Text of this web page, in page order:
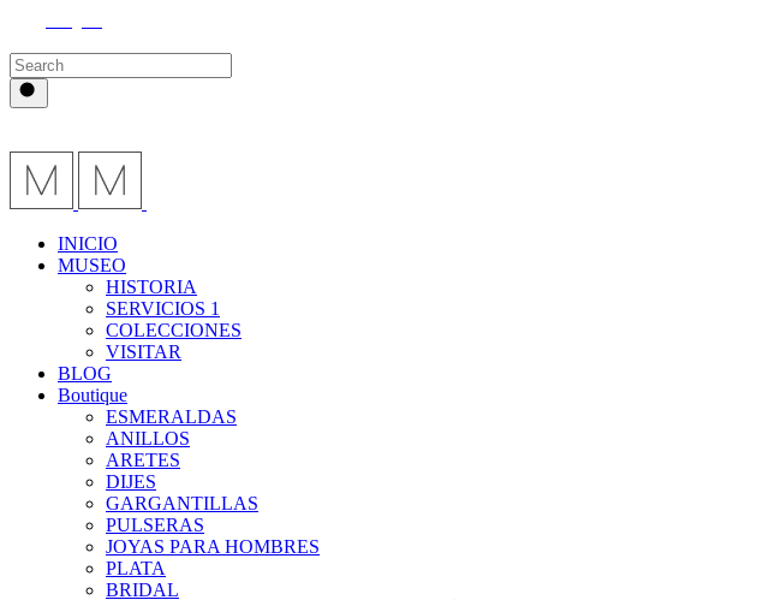
INICIO
MUSEO
HISTORIA
SERVICIOS 1
COLECCIONES
VISITAR
BLOG
Boutique
ESMERALDAS
ANILLOS
ARETES
DIJES
GARGANTILLAS
PULSERAS
JOYAS PARA HOMBRES
PLATA
BRIDAL